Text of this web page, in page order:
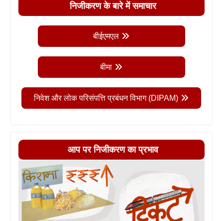
निजीकरण के बारे में समाचार
बीईएमएल
बीमा
निवेश और लोक परिसंपत्ति प्रबंधन विभाग (DIPAM)
आप पर निजीकरण का प्रभाव